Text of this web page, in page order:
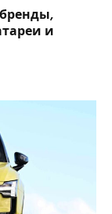
бренды,
и